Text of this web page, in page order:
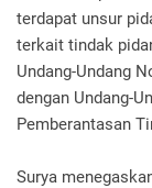
terdapat unsur
terkait tindak
Undang-Undang
dengan Undang-
Pemberantasan
Surya